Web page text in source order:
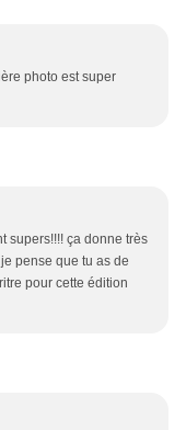
photo est super
supers!!!! ça donne très
pense que tu as de
pour cette édition